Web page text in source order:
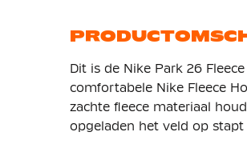
Dit is de Nike Park 26
comfortabele Nike Fleece
zachte fleece materiaal
opgeladen het veld op